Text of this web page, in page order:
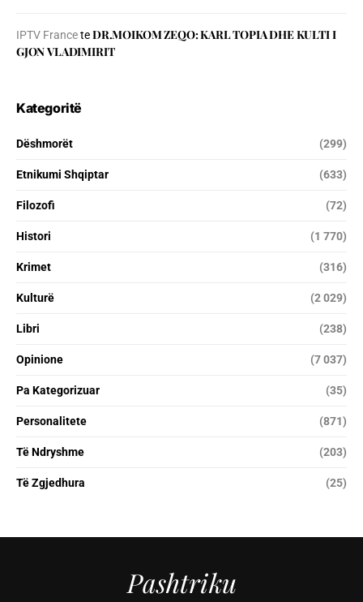
IPTV FranceteDR.MOIKOM ZEQO: KARL TOPIA DHE KULTI I
GJON VLADIMIRIT
Kategoritë
Dëshmorët (299)
Etnikumi Shqiptar (633)
Filozofi (72)
Histori (1 770)
Krimet (316)
Kulturë (2 029)
Libri (238)
Opinione (7 037)
Pa Kategorizuar (35)
Personalitete (871)
Të Ndryshme (203)
Të Zgjedhura (25)
Pashtriku